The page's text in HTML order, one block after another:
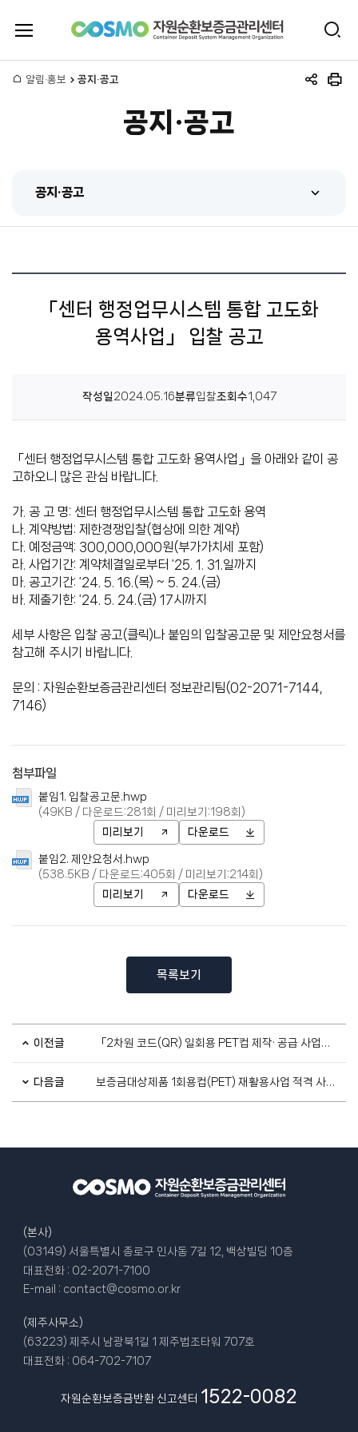
자
보
금
관
터
전
체
메
뉴
검
공지·공고
공지·공고
간행물
홈
알림·홍보 공지·공고
공
인
공지·공고
「센터 행정업무시스템 통합 고도화
용역사업」 입찰 공고
작성일 2024.05.16분류입찰조회수1,047
「센터 행정업무시스템 통합 고도화 용역사업」을 아래와 같이 공
고하오니 많은 관심 바랍니다.
가. 공 고 명: 센터 행정업무시스템 통합 고도화 용역
나. 계약방법: 제한경쟁입찰(협상에 의한 계약)
다. 예정금액: 300,000,000원(부가가치세 포함)
라. 사업기간: 계약체결일로부터 '25. 1. 31.일까지
마. 공고기간: '24. 5. 16.(목) ~ 5. 24.(금)
바. 제출기한: '24. 5. 24.(금) 17시까지
세부 사항은 입찰 공고(클릭)나 붙임의 입찰공고문 및 제안요청서를
참고해 주시기 바랍니다.
문의 : 자원순환보증금관리센터 정보관리팀(02-2071-7144,
7146)
첨부파일
붙임1. 입찰공고문.hwp
(49KB / 다운로드:281회 / 미리보기:198회)
미리보기
다운로드
붙임2. 제안요청서.hwp
(538.5KB / 다운로드:405회 / 미리보기:214회)
미리보기
다운로드
목록보기
이전글 「2차원 코드(QR) 일회용 PET컵 제작· 공급 사업」 입찰 공고
다음글 보증금대상제품 1회용컵(PET) 재활용사업 적격 사업자 공지
(본사)
(03149) 서울특별시 종로구 인사동 7길 12, 백상빌딩 10층
대표전화 : 02-2071-7100
E-mail : contact@cosmo.or.kr
(제주사무소)
(63223) 제주시 남광북1길 1 제주법조타워 707호
대표전화 : 064-702-7107
자원순환보증금반환 신고센터 1522-0082